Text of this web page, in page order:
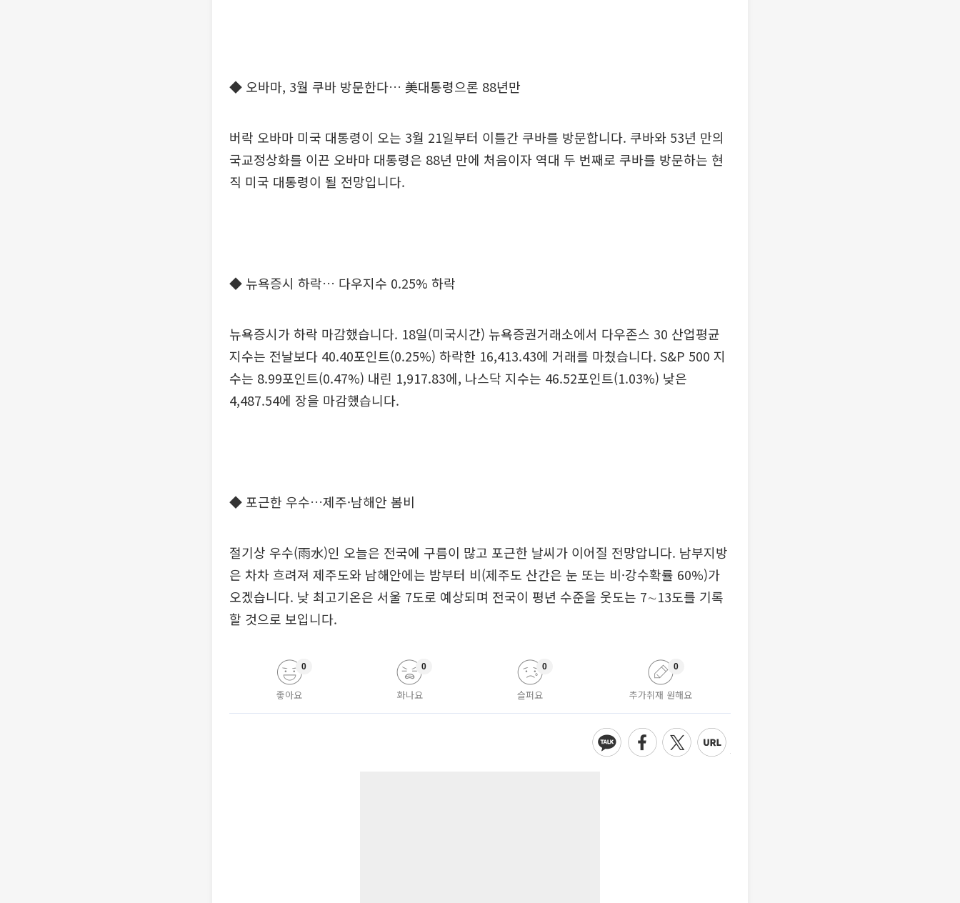
◆ 오바마, 3월 쿠바 방문한다… 美대통령으론 88년만
버락 오바마 미국 대통령이 오는 3월 21일부터 이틀간 쿠바를 방문합니다. 쿠바와 53년 만의
국교정상화를 이끈 오바마 대통령은 88년 만에 처음이자 역대 두 번째로 쿠바를 방문하는 현
직 미국 대통령이 될 전망입니다.
◆ 뉴욕증시 하락… 다우지수 0.25% 하락
뉴욕증시가 하락 마감했습니다. 18일(미국시간) 뉴욕증권거래소에서 다우존스 30 산업평균
지수는 전날보다 40.40포인트(0.25%) 하락한 16,413.43에 거래를 마쳤습니다. S&P 500 지
수는 8.99포인트(0.47%) 내린 1,917.83에, 나스닥 지수는 46.52포인트(1.03%) 낮은
4,487.54에 장을 마감했습니다.
◆ 포근한 우수…제주·남해안 봄비
절기상 우수(雨水)인 오늘은 전국에 구름이 많고 포근한 날씨가 이어질 전망압니다. 남부지방
은 차차 흐려져 제주도와 남해안에는 밤부터 비(제주도 산간은 눈 또는 비·강수확률 60%)가
오겠습니다. 낮 최고기온은 서울 7도로 예상되며 전국이 평년 수준을 웃도는 7∼13도를 기록
할 것으로 보입니다.
좋아요
0
화나요
0
슬퍼요
0
추가취재 원해요
0